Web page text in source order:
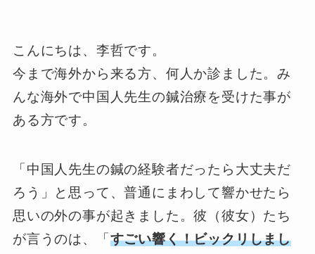
こんにちは、李哲です。
今まで海外から来る方、何人か診ました。み
んな海外で中国人先生の鍼治療を受けた事が
ある方です。
「中国人先生の鍼の経験者だったら大丈夫だ
ろう」と思って、普通にまわして響かせたら
思いの外の事が起きました。彼（彼女）たち
が言うのは、「 すごい響く！ビックリしまし